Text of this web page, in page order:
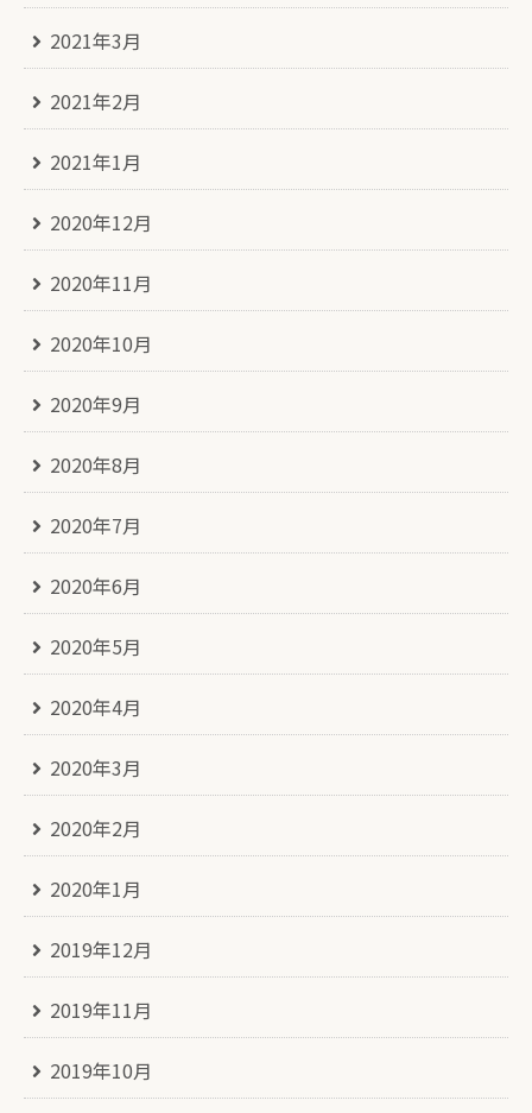
2021年3月
2021年2月
2021年1月
2020年12月
2020年11月
2020年10月
2020年9月
2020年8月
2020年7月
2020年6月
2020年5月
2020年4月
2020年3月
2020年2月
2020年1月
2019年12月
2019年11月
2019年10月